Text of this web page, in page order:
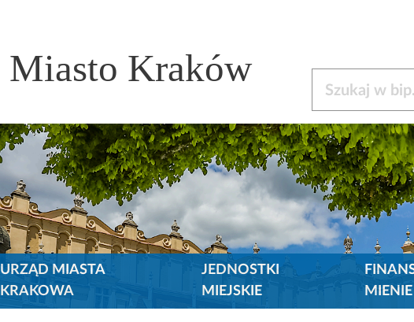
Miasto Kraków
URZĄD MIASTA
KRAKOWA
JEDNOSTKI
MIEJSKIE
MIENIE